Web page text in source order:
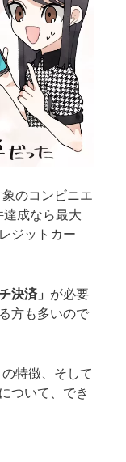
のコンビニエ
達成なら最大
ジットカー
決済」 が必要
方も多いので
特徴、そして
ついて、でき